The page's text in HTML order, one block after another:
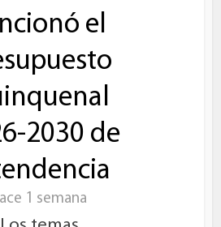
el
2030 de
1 semana